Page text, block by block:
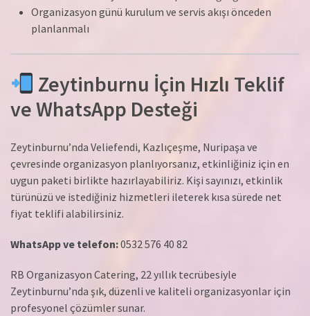
Organizasyon günü kurulum ve servis akışı önceden
planlanmalı
Zeytinburnu İçin Hızlı Teklif
ve WhatsApp Desteği
Zeytinburnu’nda Veliefendi, Kazlıçeşme, Nuripaşa ve
çevresinde organizasyon planlıyorsanız, etkinliğiniz için en
uygun paketi birlikte hazırlayabiliriz. Kişi sayınızı, etkinlik
türünüzü ve istediğiniz hizmetleri ileterek kısa sürede net
fiyat teklifi alabilirsiniz.
WhatsApp ve telefon:0532 576 40 82
RB Organizasyon Catering, 22 yıllık tecrübesiyle
Zeytinburnu’nda şık, düzenli ve kaliteli organizasyonlar için
profesyonel çözümler sunar.